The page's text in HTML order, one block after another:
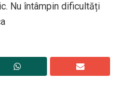
Nu întâmpin dificultăți